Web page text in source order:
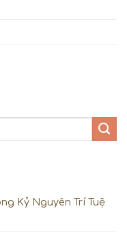
Kỷ Nguyên Trí Tuệ